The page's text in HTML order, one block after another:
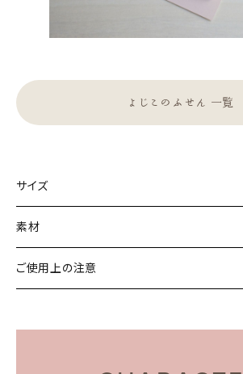
よじこのふせん 一覧
サイズ
素材
ご使用上の注意